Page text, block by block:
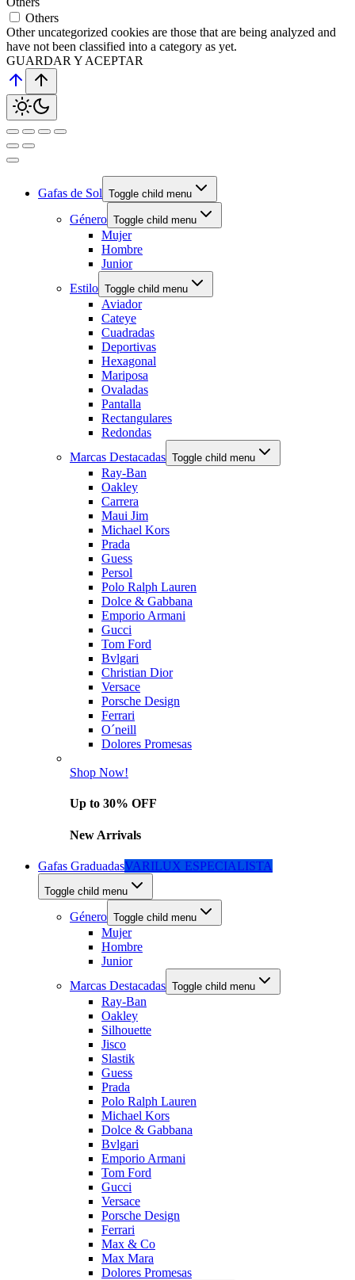
Others
Other uncategorized cookies are those that are being analyzed and
have not been classified into a category as yet.
GUARDAR Y ACEPTAR
Gafas de Sol Toggle child menu
Género Toggle child menu
Mujer
Hombre
Junior
Estilo Toggle child menu
Aviador
Cateye
Cuadradas
Deportivas
Hexagonal
Mariposa
Ovaladas
Pantalla
Rectangulares
Redondas
Marcas Destacadas Toggle child menu
Ray-Ban
Oakley
Carrera
Maui Jim
Michael Kors
Prada
Guess
Persol
Polo Ralph Lauren
Dolce & Gabbana
Emporio Armani
Gucci
Tom Ford
Bvlgari
Christian Dior
Versace
Porsche Design
Ferrari
O´neill
Dolores Promesas
Shop Now!
Up to 30% OFF
New Arrivals
Gafas GraduadasVARILUX ESPECIALISTA
Toggle child menu
Género Toggle child menu
Mujer
Hombre
Junior
Marcas Destacadas Toggle child menu
Ray-Ban
Oakley
Silhouette
Jisco
Slastik
Guess
Prada
Polo Ralph Lauren
Michael Kors
Dolce & Gabbana
Bvlgari
Emporio Armani
Tom Ford
Gucci
Versace
Porsche Design
Ferrari
Max & Co
Max Mara
Dolores Promesas